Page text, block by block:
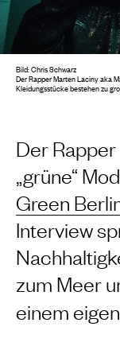
Der
„grüne“
Green
Interview
zum Meer
einem
Bild: Chris Schwarz
Der Rapper Marten Laciny aka
Kleidungsstücke bestehen zu